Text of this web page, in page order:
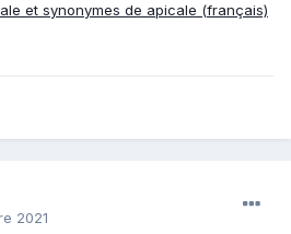
et synonymes de apicale (français)
2021